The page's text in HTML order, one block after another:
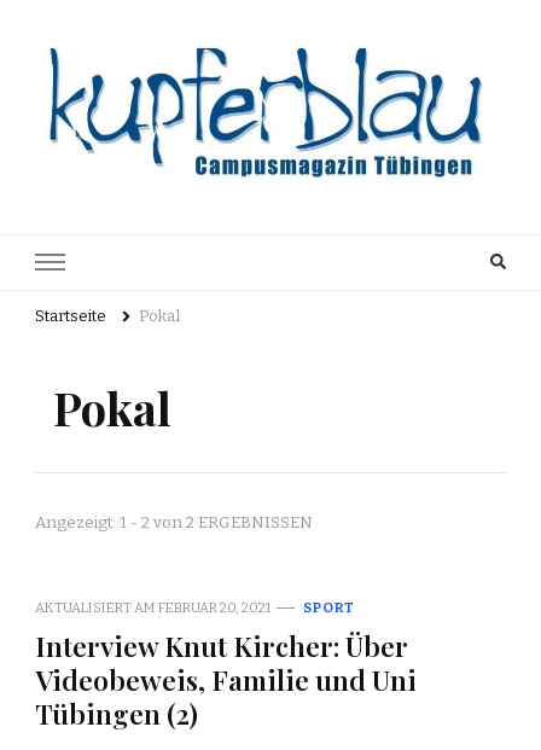
Archiv
Startseite Pokal
Pokal
Angezeigt: 1 - 2 von 2 ERGEBNISSEN
AKTUALISIERT AM FEBRUAR 20, 2021 SPORT
Interview Knut Kircher: Über
Videobeweis, Familie und Uni
Tübingen (2)